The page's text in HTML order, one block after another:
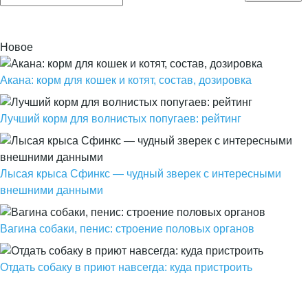
Новое
Акана: корм для кошек и котят, состав, дозировка
Лучший корм для волнистых попугаев: рейтинг
Лысая крыса Сфинкс — чудный зверек с интересными
внешними данными
Вагина собаки, пенис: строение половых органов
Отдать собаку в приют навсегда: куда пристроить